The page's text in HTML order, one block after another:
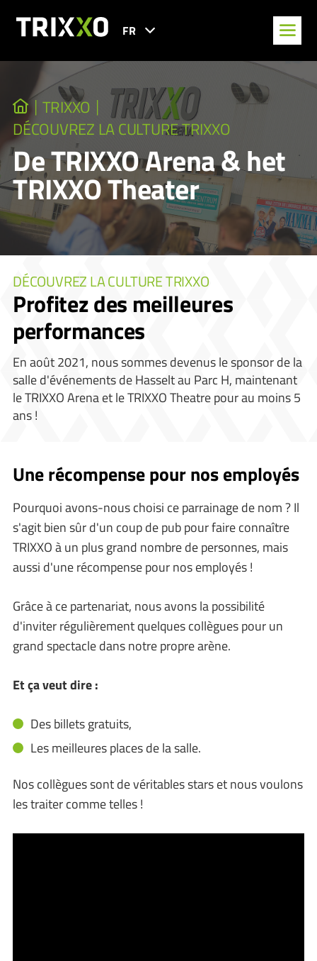
FR
TRIXXO
DÉCOUVREZ LA CULTURE TRIXXO
De TRIXXO Arena & het
TRIXXO Theater
DÉCOUVREZ LA CULTURE TRIXXO
Profitez des meilleures
performances
En août 2021, nous sommes devenus le sponsor de la
salle d'événements de Hasselt au Parc H, maintenant
le TRIXXO Arena et le TRIXXO Theatre pour au moins 5
ans !
Une récompense pour nos employés
Pourquoi avons-nous choisi ce parrainage de nom ? Il
s'agit bien sûr d'un coup de pub pour faire connaître
TRIXXO à un plus grand nombre de personnes, mais
aussi d'une récompense pour nos employés !
Grâce à ce partenariat, nous avons la possibilité
d'inviter régulièrement quelques collègues pour un
grand spectacle dans notre propre arène.
Et ça veut dire :
Des billets gratuits,
Les meilleures places de la salle.
Nos collègues sont de véritables stars et nous voulons
les traiter comme telles !